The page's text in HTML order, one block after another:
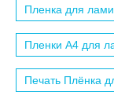
Пленка для
Пленки A4 для
Печать Плёнка